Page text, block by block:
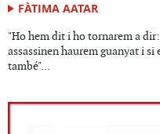
FÀTIMA AATAR
"Ho hem dit i ho tornarem a dir:
assassinen haurem guanyat i si
també"...